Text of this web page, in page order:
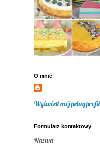
O mnie
Wyświetl mój pełny profil
Formularz kontaktowy
Nazwa